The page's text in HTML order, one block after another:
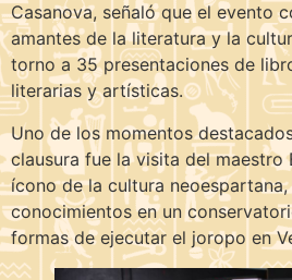
Casanova, señaló que el evento
amantes de la literatura y la
torno a 35 presentaciones de
literarias y artísticas.
Uno de los momentos
clausura fue la visita del maestro
ícono de la cultura
conocimientos en un
formas de ejecutar el joropo en